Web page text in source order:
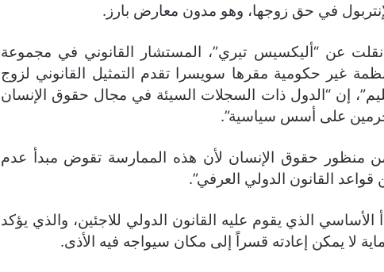
في حق زوجها، وهو مدون معارض بارز.
نقلت عن “أليكسيس تيري”، المستشار القانوني في مجموعة
غير حكومية مقرها سويسرا تقدم التمثيل القانوني لزوج
إن “الدول ذات السجلات السيئة في مجال حقوق الإنسان
على أسس سياسية”.
من منظور حقوق الإنسان لأن هذه الممارسة تقوض مبدأ عدم
القانون الدولي العرفي”.
الأساسي الذي يقوم عليه القانون الدولي للاجئين، والذي يؤكد
لا يمكن إعادته قسراً إلى مكان سيواجه فيه الأذى.